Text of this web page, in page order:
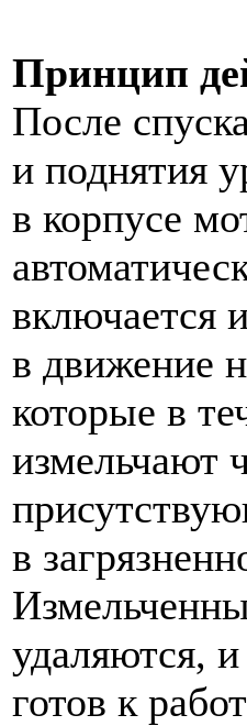
Принцип
После
и поднятия
в корпусе
включается
в движение
которые в
измельчают
в
удаляются,
готов к